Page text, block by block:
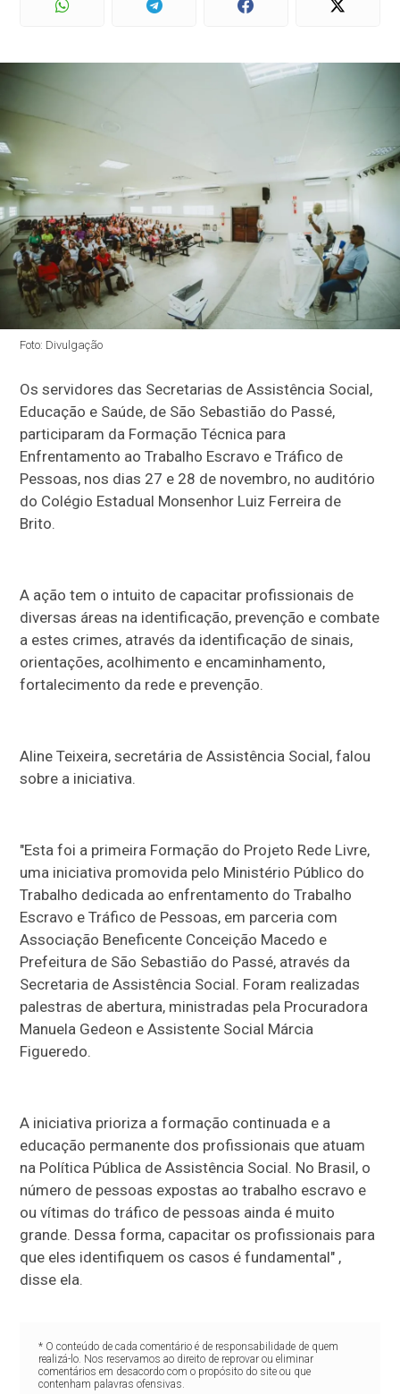
Foto: Divulgação
Os servidores das Secretarias de Assistência Social,
Educação e Saúde, de São Sebastião do Passé,
participaram da Formação Técnica para
Enfrentamento ao Trabalho Escravo e Tráfico de
Pessoas, nos dias 27 e 28 de novembro, no auditório
do Colégio Estadual Monsenhor Luiz Ferreira de
Brito.
A ação tem o intuito de capacitar profissionais de
diversas áreas na identificação, prevenção e combate
a estes crimes, através da identificação de sinais,
orientações, acolhimento e encaminhamento,
fortalecimento da rede e prevenção.
Aline Teixeira, secretária de Assistência Social, falou
sobre a iniciativa.
"Esta foi a primeira Formação do Projeto Rede Livre,
uma iniciativa promovida pelo Ministério Público do
Trabalho dedicada ao enfrentamento do Trabalho
Escravo e Tráfico de Pessoas, em parceria com
Associação Beneficente Conceição Macedo e
Prefeitura de São Sebastião do Passé, através da
Secretaria de Assistência Social. Foram realizadas
palestras de abertura, ministradas pela Procuradora
Manuela Gedeon e Assistente Social Márcia
Figueredo.
A iniciativa prioriza a formação continuada e a
educação permanente dos profissionais que atuam
na Política Pública de Assistência Social. No Brasil, o
número de pessoas expostas ao trabalho escravo e
ou vítimas do tráfico de pessoas ainda é muito
grande. Dessa forma, capacitar os profissionais para
que eles identifiquem os casos é fundamental" ,
disse ela.
* O conteúdo de cada comentário é de responsabilidade de quem
realizá-lo. Nos reservamos ao direito de reprovar ou eliminar
comentários em desacordo com o propósito do site ou que
contenham palavras ofensivas.